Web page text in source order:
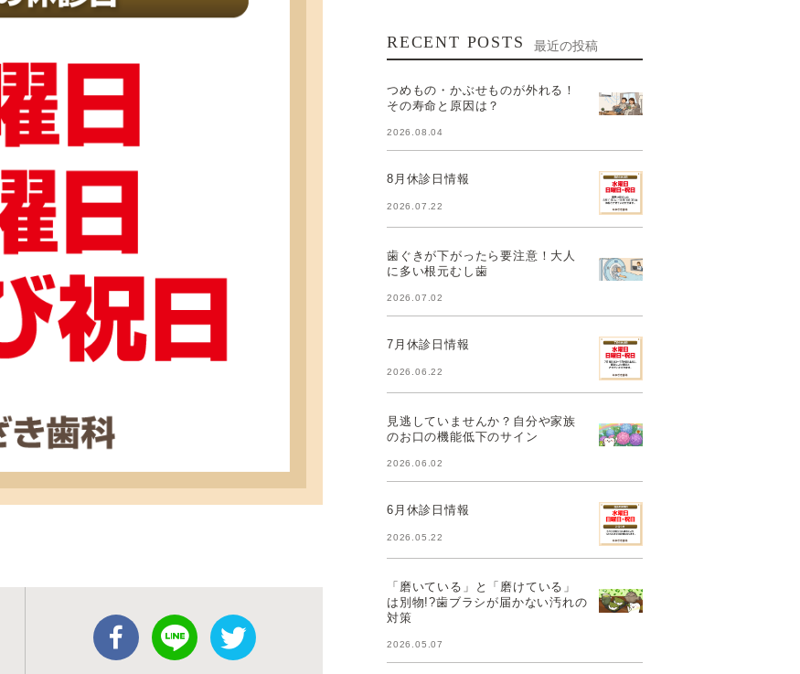
RECENT POSTS 最近の投稿
つめもの・かぶせものが外れる！
その寿命と原因は？
2026.08.04
8月休診日情報
2026.07.22
歯ぐきが下がったら要注意！大人
に多い根元むし歯
2026.07.02
7月休診日情報
2026.06.22
見逃していませんか？自分や家族
のお口の機能低下のサイン
2026.06.02
6月休診日情報
2026.05.22
「磨いている」と「磨けている」
は別物!?歯ブラシが届かない汚れの
対策
2026.05.07